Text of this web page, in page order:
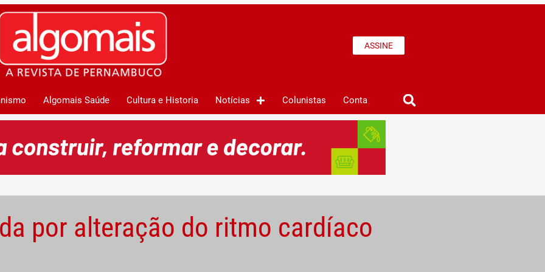
ASSINE
Algomais Saúde Cultura e Historia Notícias Colunistas Conta
por alteração do ritmo cardíaco